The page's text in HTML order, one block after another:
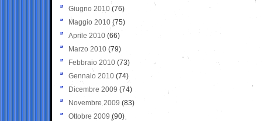
Giugno 2010 (76)
Maggio 2010 (75)
Aprile 2010 (66)
Marzo 2010 (79)
Febbraio 2010 (73)
Gennaio 2010 (74)
Dicembre 2009 (74)
Novembre 2009 (83)
Ottobre 2009 (90)